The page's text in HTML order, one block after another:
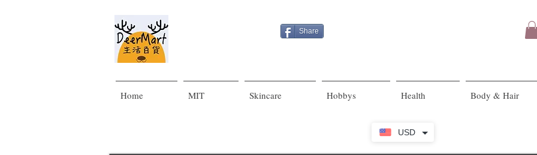
USD
Share
Home MIT Skincare Hobbys Health Body & Hair